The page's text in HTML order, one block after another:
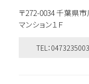
〒272-0034 千葉県
マンション１Ｆ
TEL：0473235003